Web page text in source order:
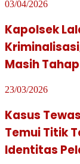
03/04/2026
Kapolsek
Masih
23/03/2026
Kasus
Temui Titik
Identitas